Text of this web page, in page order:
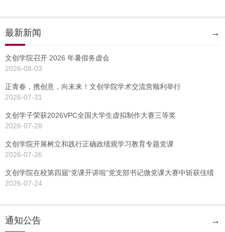
最新新闻 →
文创学院召开 2026 年暑假务虚会
2026-08-03
正青春，携创意，向未来！文创学院学术交流营顺利举行
2026-07-31
文创学子荣获2026VPC全国大学生虚拟制作大赛三等奖
2026-07-28
文创学院开展树立和践行正确政绩观学习教育专题党课
2026-07-26
文创学院在校第四届“党课开讲啦”党支部书记微党课大赛中斩获佳绩
2026-07-24
通知公告 →